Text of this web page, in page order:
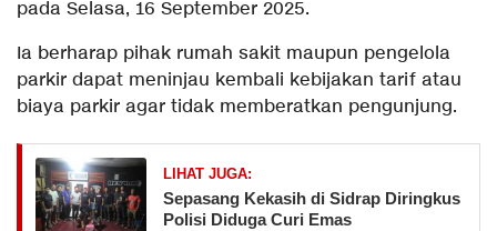
pada Selasa, 16 September 2025.
Ia berharap pihak rumah sakit maupun pengelola
parkir dapat meninjau kembali kebijakan tarif atau
biaya parkir agar tidak memberatkan pengunjung.
LIHAT JUGA:
Sepasang Kekasih di Sidrap Diringkus
Polisi Diduga Curi Emas